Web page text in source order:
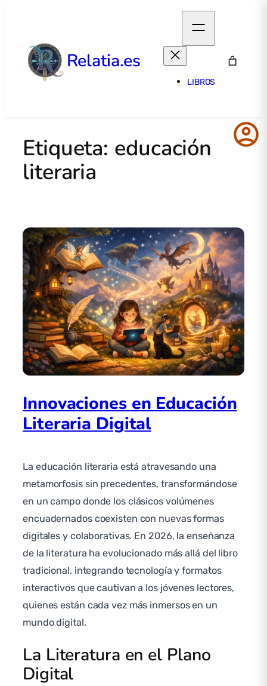
Relatia.es
LIBROS
Etiqueta: educación
literaria
Innovaciones en Educación
Literaria Digital
La educación literaria está atravesando una
metamorfosis sin precedentes, transformándose
en un campo donde los clásicos volúmenes
encuadernados coexisten con nuevas formas
digitales y colaborativas. En 2026, la enseñanza
de la literatura ha evolucionado más allá del libro
tradicional, integrando tecnología y formatos
interactivos que cautivan a los jóvenes lectores,
quienes están cada vez más inmersos en un
mundo digital.
La Literatura en el Plano
Digital
account_circle